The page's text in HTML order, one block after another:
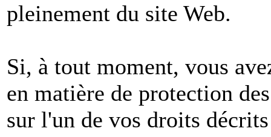
pleinement du site Web.
Si, à tout moment, vous
en matière de protection
sur l'un de vos droits